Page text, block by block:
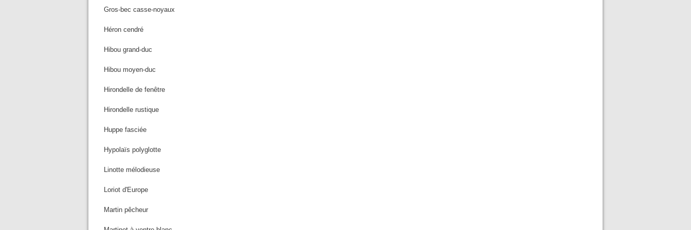
Gros-bec casse-noyaux
Héron cendré
Hibou grand-duc
Hibou moyen-duc
Hirondelle de fenêtre
Hirondelle rustique
Huppe fasciée
Hypolaïs polyglotte
Linotte mélodieuse
Loriot d'Europe
Martin pêcheur